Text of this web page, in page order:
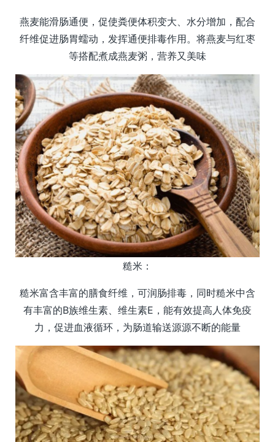
燕麦能滑肠通便，促使粪便体积变大、水分增加，配合
纤维促进肠胃蠕动，发挥通便排毒作用。将燕麦与红枣
等搭配煮成燕麦粥，营养又美味
糙米：
糙米富含丰富的膳食纤维，可润肠排毒，同时糙米中含
有丰富的B族维生素、维生素E，能有效提高人体免疫
力，促进血液循环，为肠道输送源源不断的能量